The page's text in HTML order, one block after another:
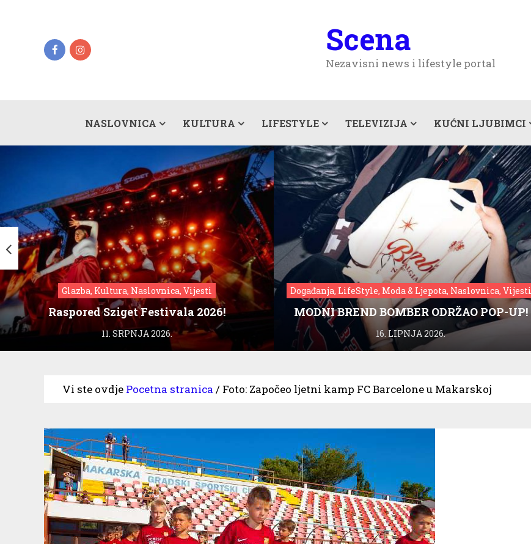
Scena
Nezavisni news i lifestyle portal
NASLOVNICA KULTURA LIFESTYLE TELEVIZIJA KUĆNI LJUBIMCI
Glazba, Kultura, Naslovnica, Vijesti
Raspored Sziget Festivala 2026!
11. SRPNJA 2026.
Događanja, LifeStyle, Moda & Ljepota, Naslovnica, Vijesti
MODNI BREND BOMBER ODRŽAO POP-UP!
16. LIPNJA 2026.
Vi ste ovdje Pocetna stranica / Foto: Započeo ljetni kamp FC Barcelone u Makarskoj